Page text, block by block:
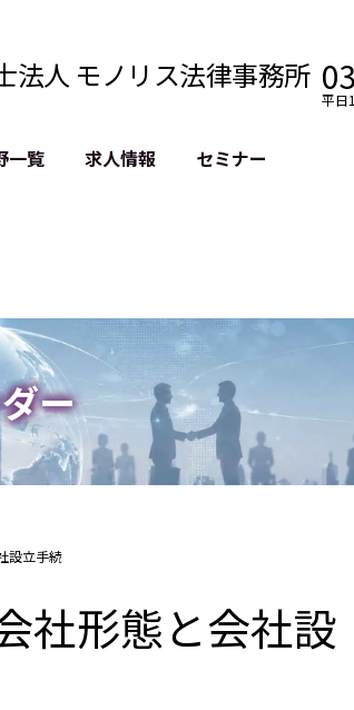
法人 モノリス法律事務所
平日
一覧
GDPR対応支援
求人情報 セミナー
ー
設立手続
社形態と会社設